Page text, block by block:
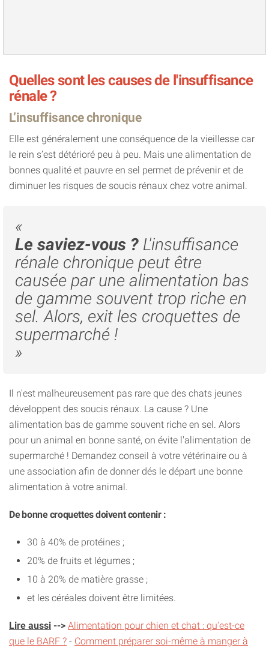
Quelles sont les causes de l'insuffisance
rénale ?
L’insuffisance chronique
Elle est généralement une conséquence de la vieillesse car
le rein s’est détérioré peu à peu. Mais une alimentation de
bonnes qualité et pauvre en sel permet de prévenir et de
diminuer les risques de soucis rénaux chez votre animal.
«
Le saviez-vous ? L'insuffisance
rénale chronique peut être
causée par une alimentation bas
de gamme souvent trop riche en
sel. Alors, exit les croquettes de
supermarché !
»
Il n'est malheureusement pas rare que des chats jeunes
développent des soucis rénaux. La cause ? Une
alimentation bas de gamme souvent riche en sel. Alors
pour un animal en bonne santé, on évite l'alimentation de
supermarché ! Demandez conseil à votre vétérinaire ou à
une association afin de donner dés le départ une bonne
alimentation à votre animal.
De bonne croquettes doivent contenir :
30 à 40% de protéines ;
20% de fruits et légumes ;
10 à 20% de matière grasse ;
et les céréales doivent être limitées.
Lire aussi --> Alimentation pour chien et chat : qu'est-ce
que le BARF ? - Comment préparer soi-même à manger à